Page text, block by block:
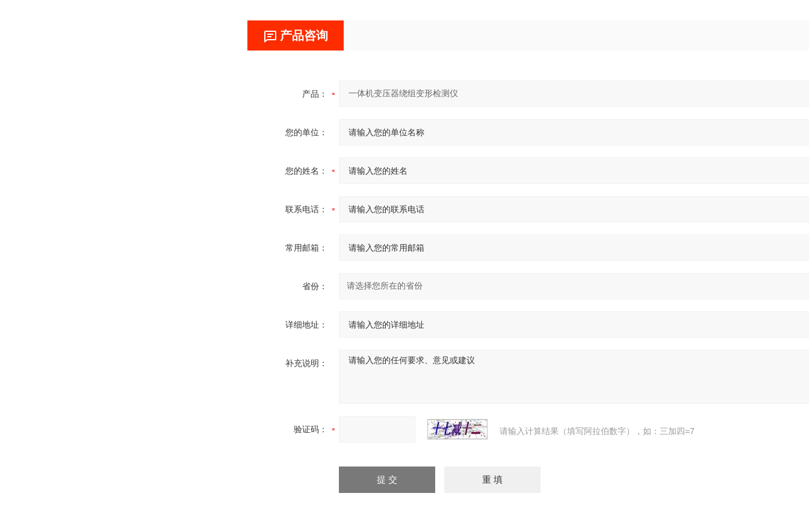
产品咨询
产品：
您的单位：
您的姓名：
联系电话：
常用邮箱：
省份：
详细地址：
补充说明：
验证码： 请输入计算结果（填写阿拉伯数字），如：三加四=7